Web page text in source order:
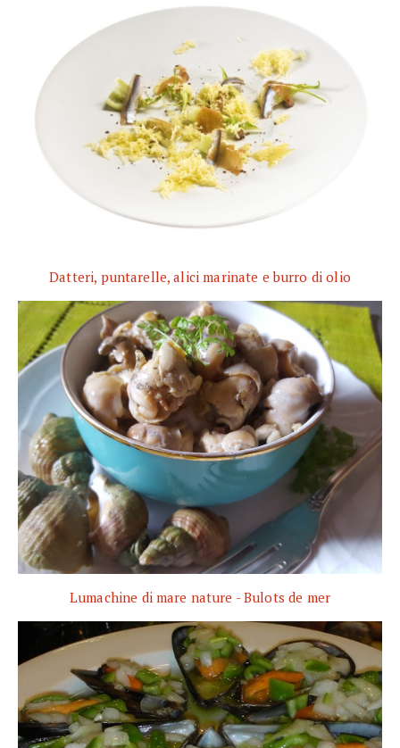
Datteri, puntarelle, alici marinate e burro di olio
Lumachine di mare nature - Bulots de mer